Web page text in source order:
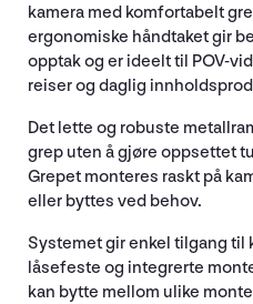
kamera med komfortabelt
ergonomiske håndtaket gir
opptak og er ideelt til POV-
reiser og daglig
Det lette og robuste
grep uten å gjøre oppsettet
Grepet monteres raskt på
eller byttes ved behov.
Systemet gir enkel tilgang til
låsefeste og integrerte
kan bytte mellom ulike